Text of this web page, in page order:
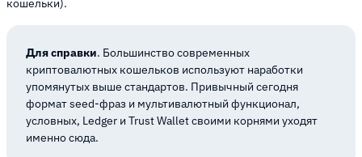
кошельки).
Для справки. Большинство современных
криптовалютных кошельков используют наработки
упомянутых выше стандартов. Привычный сегодня
формат seed-фраз и мультивалютный функционал,
условных, Ledger и Trust Wallet своими корнями уходят
именно сюда.